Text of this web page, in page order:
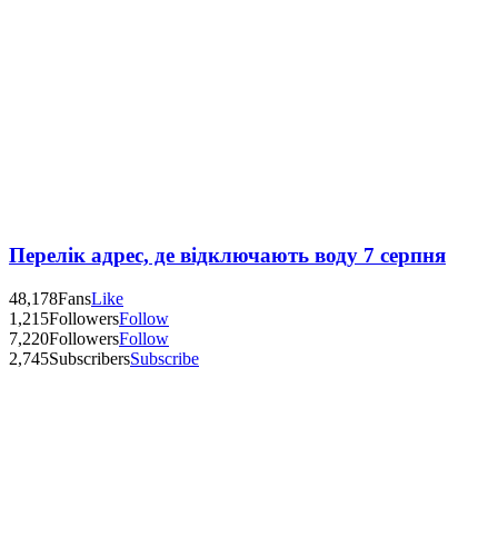
Перелік адрес, де відключають воду 7 серпня
48,178FansLike
1,215FollowersFollow
7,220FollowersFollow
2,745SubscribersSubscribe